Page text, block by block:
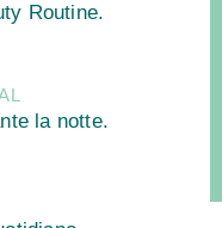
Routine.
la notte.